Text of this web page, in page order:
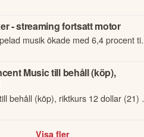
- streaming fortsatt motor
musik ökade med 6,4 procent till
IFPI:s Global Music Report 2026.
Music till behåll (köp),
behåll (köp), riktkurs 12 dollar (21) -
Visa fler